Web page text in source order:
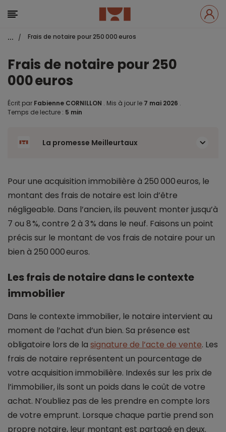
... / Frais de notaire pour 250 000 euros
Frais de notaire pour 250
000 euros
Écrit par Fabienne CORNILLON . Mis à jour le 7 mai 2026 .
Temps de lecture : 5 min
La promesse Meilleurtaux
Pour une acquisition immobilière à 250 000 euros, le
montant des frais de notaire est loin d’être
négligeable. Dans l’ancien, ils peuvent monter jusqu’à
7 ou 8 %, contre 2 à 3 % dans le neuf. Faisons un point
précis sur le montant de vos frais de notaire pour un
bien à 250 000 euros.
Les frais de notaire dans le contexte
immobilier
Dans le contexte immobilier, le notaire intervient au
moment de l’achat d’un bien. Sa présence est
obligatoire lors de la signature de l’acte de vente. Les
frais de notaire représentent un pourcentage de
votre acquisition immobilière. Indexés sur les prix de
l’immobilier, ils sont un poids dans le coût de votre
achat. N’oubliez pas de les prendre en compte lors
de votre emprunt. Lorsque chaque partie prend son
propre notaire, leur montant est partagé en deux.